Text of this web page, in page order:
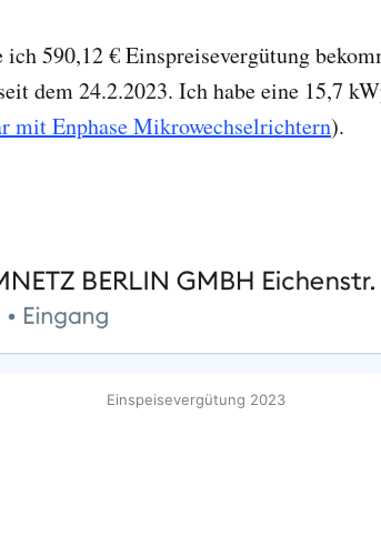
ich 590,12 € Einspreisevergütung
dem 24.2.2023. Ich habe eine 15,7
mit Enphase Mikrowechselrichtern).
Einspeisevergütung 2023